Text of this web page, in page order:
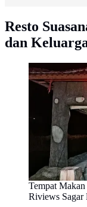
Resto
dan
Tempat
Riviews Sagar